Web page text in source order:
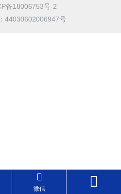
备18006753号-2
44030602006947号
微信